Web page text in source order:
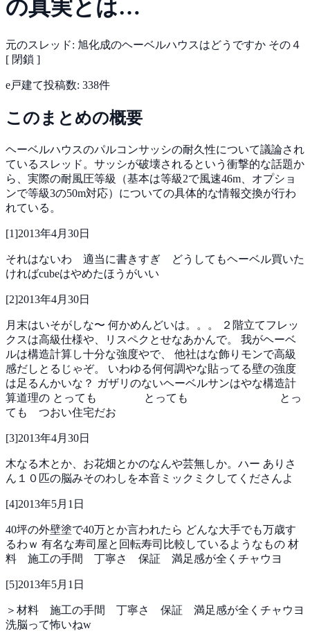
の真実とは…
元のスレッド: 旭化成のヘーベルハウスはどうですか その４
[ 閉鎖 ]
e戸建て投稿数: 338件
このまとめの概要
ヘーベルハウスのパルコンサッシの耐久性について議論され
ているスレッド。サッシが破壊されるという衝撃的な話題か
ら、実際の耐風圧等級（基本は等級2で風速46m、オプショ
ンで等級3の50m対応）についての具体的な情報交換が行わ
れている。
[1]2013年4月30日
それはないわ 適当に書きすぎ どうしてもヘーベル買いた
ければcubeはやめたほうがいい
[2]2013年4月30日
月末はいそがしな〜 何かめんどいは。。。
２階立てフレッ
クスは高級仕様や、リスペクとせなあかんで。 我がヘーベ
ルは構造計算し十分な強度やで、 他社はな飾りモンで高級
感だしとるじゃぞ。 いわゆる何何調やな貼ってる壁の強度
は足るんかいな？ ガザリのないヘーベルサンはやな構造計
算道理の とっても とっても
とっ
ても つおい住宅だお
[3]2013年4月30日
木なる木とか、お花畑とかのなんや芸無しか。ハー ありさ
ん１０匹の脳みそのわしを本音ミックミクしてくださんよ
[4]2013年5月1日
40坪の外壁塗で40万とか言われたら どんな大手でも万歳す
るわｗ 有名な寿司屋と回転寿司比較しているようなもの 材
料 施工の手間 丁寧さ 保証 満足感が全くチャウヨ
[5]2013年5月1日
＞材料 施工の手間 丁寧さ 保証 満足感が全くチャウヨ
洗脳って怖いねw